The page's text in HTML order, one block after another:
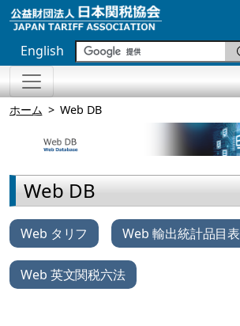
English
ホーム Web DB
Web DB
Web タリフ Web 輸出統計品目表
Web 英文関税六法